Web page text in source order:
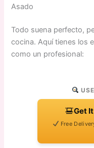
Asado
Todo suena perfecto,
cocina. Aquí tienes los
como un profesional:
Get
Free